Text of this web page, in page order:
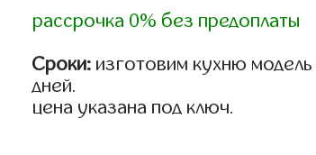
рассрочка 0% без предоплаты
Сроки: изготовим кухню
дней.
цена указана под ключ.